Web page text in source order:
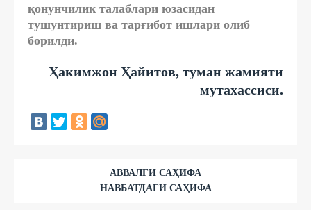
қонунчилик талаблари юзасидан
тушунтириш ва тарғибот ишлари олиб
борилди.
Ҳакимжон Ҳайитов, туман жамияти
мутахассиси.
АВВАЛГИ САҲИФА
НАВБАТДАГИ САҲИФА